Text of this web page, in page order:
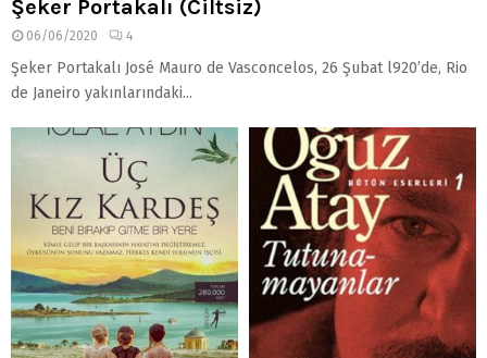
Şeker Portakalı (Ciltsiz)
06/06/2020 4
Şeker Portakalı José Mauro de Vasconcelos, 26 Şubat l920’de, Rio
de Janeiro yakınlarındaki...